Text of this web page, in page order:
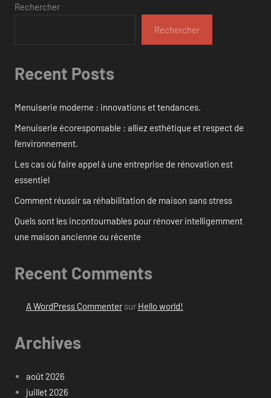
Rechercher
Rechercher
Recent Posts
Menuiserie moderne : innovations et tendances.
Menuiserie écoresponsable : alliez esthétique et respect de
l’environnement.
Les cas où faire appel à une entreprise de rénovation est
essentiel
Comment réussir sa réhabilitation de maison sans stress
Quels sont les incontournables pour rénover intelligemment
une maison ancienne ou récente
Recent Comments
A WordPress Commentersur Hello world!
Archives
août 2026
juillet 2026